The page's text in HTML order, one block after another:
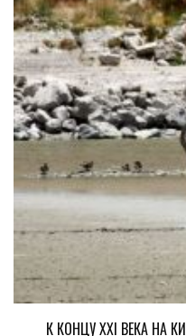
К КОНЦУ XXI ВЕКА НА